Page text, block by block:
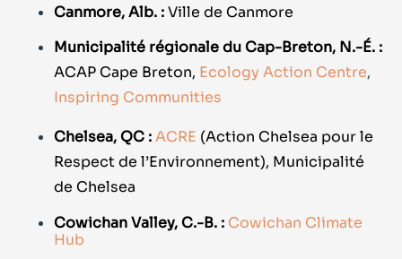
Canmore, Alb. :Ville de Canmore
Municipalité régionale du Cap-Breton, N.-É. :
ACAP Cape Breton, Ecology Action Centre,
Inspiring Communities
Chelsea, QC :ACRE (Action Chelsea pour le
Respect de l’Environnement), Municipalité
de Chelsea
Cowichan Valley, C.-B. : Cowichan Climate
Hub